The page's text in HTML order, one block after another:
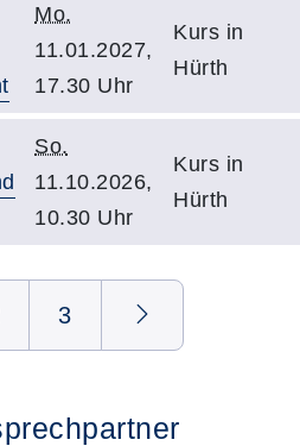
Mo.
11.01.2027,
17.30 Uhr
Kurs in
Hürth
So.
11.10.2026,
10.30 Uhr
Kurs in
Hürth
3